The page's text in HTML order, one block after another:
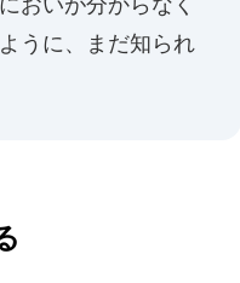
うに、まだ知られ